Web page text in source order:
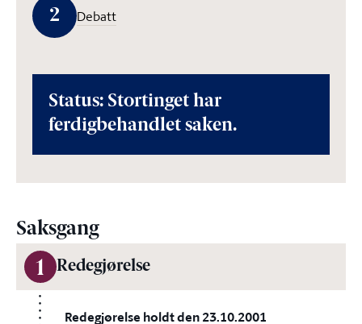
2 Debatt
Status: Stortinget har
ferdigbehandlet saken.
Saksgang
1 Redegjørelse
Redegjørelse holdt den 23.10.2001